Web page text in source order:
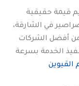
قيمة حقيقية
في الشارقة،
من أفضل الشركات
الخدمة بسرعة
القيوين